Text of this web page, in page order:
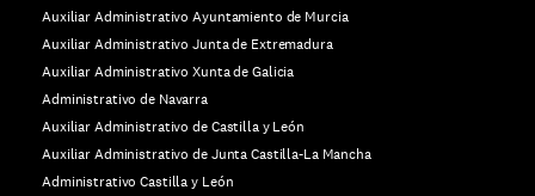
Auxiliar Administrativo Ayuntamiento de Murcia
Auxiliar Administrativo Junta de Extremadura
Auxiliar Administrativo Xunta de Galicia
Administrativo de Navarra
Auxiliar Administrativo de Castilla y León
Auxiliar Administrativo de Junta Castilla-La Mancha
Administrativo Castilla y León